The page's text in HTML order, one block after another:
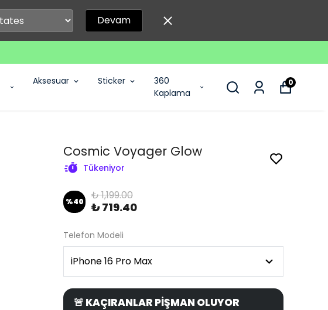
Devam
Aksesuar Sticker
360
Kaplama
0
Cosmic Voyager Glow
Tükeniyor
%40 ₺ 1,199.00
₺ 719.40
Telefon Modeli
🚨 KAÇIRANLAR PİŞMAN OLUYOR